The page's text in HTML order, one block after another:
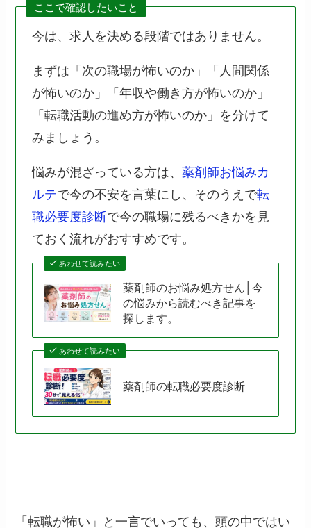
ここで確認したいこと
今は、求人を決める段階ではありません。
まずは「次の職場が怖いのか」「人間関係
が怖いのか」「年収や働き方が怖いのか」
「転職活動の進め方が怖いのか」を分けて
みましょう。
悩みが混ざっている方は、 薬剤師お悩みカ
ルテで今の不安を言葉にし、そのうえで転
職必要度診断で今の職場に残るべきかを見
ておく流れがおすすめです。
あわせて読みたい
薬剤師のお悩み処方せん│今
の悩みから読むべき記事を
探します。
あわせて読みたい
薬剤師の転職必要度診断
「転職が怖い」と一言でいっても、頭の中ではい